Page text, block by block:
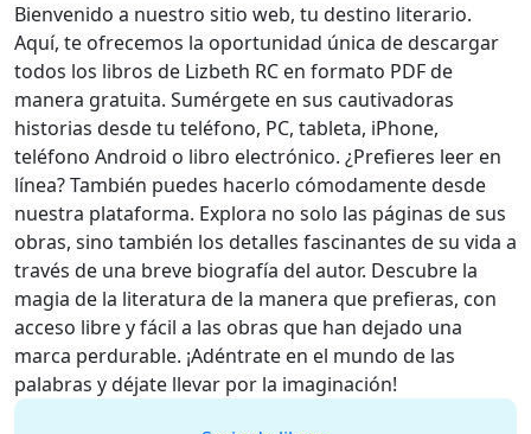
Bienvenido a nuestro sitio web, tu destino literario.
Aquí, te ofrecemos la oportunidad única de descargar
todos los libros de Lizbeth RC en formato PDF de
manera gratuita. Sumérgete en sus cautivadoras
historias desde tu teléfono, PC, tableta, iPhone,
teléfono Android o libro electrónico. ¿Prefieres leer en
línea? También puedes hacerlo cómodamente desde
nuestra plataforma. Explora no solo las páginas de sus
obras, sino también los detalles fascinantes de su vida a
través de una breve biografía del autor. Descubre la
magia de la literatura de la manera que prefieras, con
acceso libre y fácil a las obras que han dejado una
marca perdurable. ¡Adéntrate en el mundo de las
palabras y déjate llevar por la imaginación!